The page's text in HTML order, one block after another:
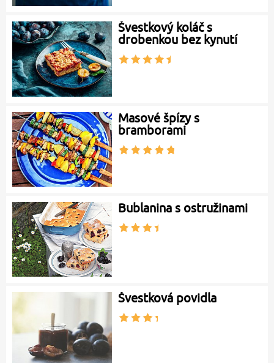
Švestkový koláč s
drobenkou bez kynutí
Masové špízy s
bramborami
Bublanina s ostružinami
Švestková povidla